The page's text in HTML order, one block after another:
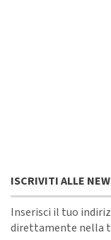
ISCRIVITI ALLE
Inserisci il tuo
direttamente nella